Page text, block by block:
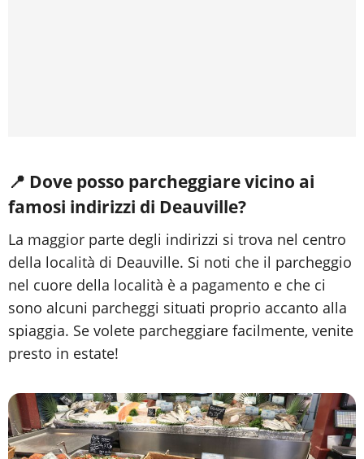
📍 Dove posso parcheggiare vicino ai
famosi indirizzi di Deauville?
La maggior parte degli indirizzi si trova nel centro
della località di Deauville. Si noti che il parcheggio
nel cuore della località è a pagamento e che ci
sono alcuni parcheggi situati proprio accanto alla
spiaggia. Se volete parcheggiare facilmente, venite
presto in estate!